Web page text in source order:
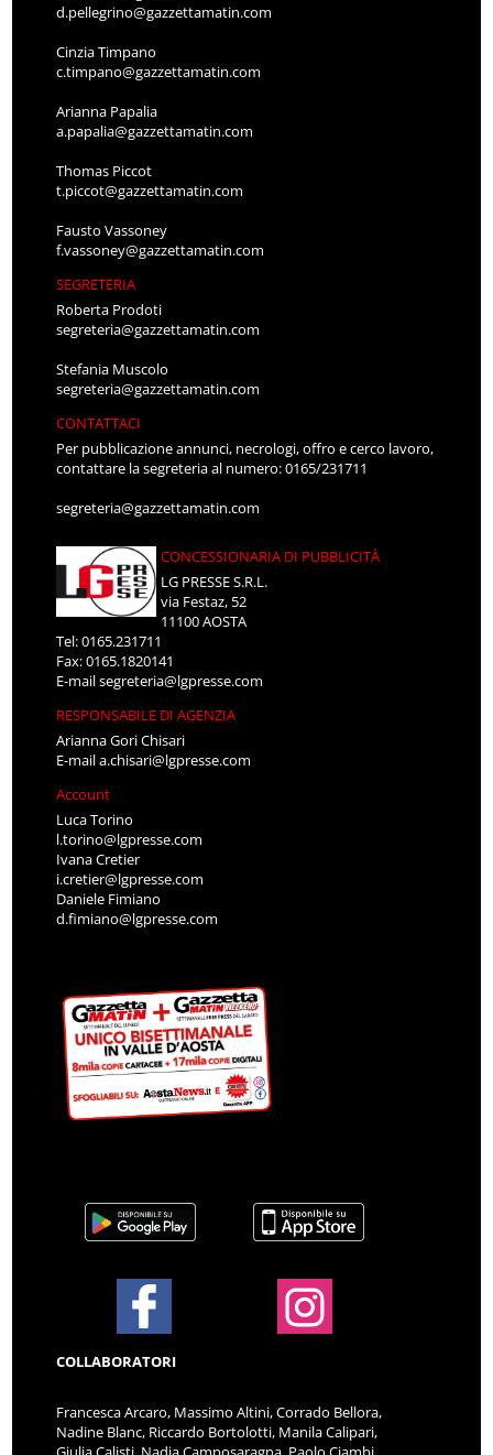
d.pellegrino@gazzettamatin.com
Cinzia Timpano
c.timpano@gazzettamatin.com
Arianna Papalia
a.papalia@gazzettamatin.com
Thomas Piccot
t.piccot@gazzettamatin.com
Fausto Vassoney
f.vassoney@gazzettamatin.com
SEGRETERIA
Roberta Prodoti
segreteria@gazzettamatin.com
Stefania Muscolo
segreteria@gazzettamatin.com
CONTATTACI
Per pubblicazione annunci, necrologi, offro e cerco lavoro,
contattare la segreteria al numero: 0165/231711
segreteria@gazzettamatin.com
CONCESSIONARIA DI PUBBLICITÀ
LG PRESSE S.R.L.
via Festaz, 52
11100 AOSTA
Tel: 0165.231711
Fax: 0165.1820141
E-mailsegreteria@lgpresse.com
RESPONSABILE DI AGENZIA
Arianna Gori Chisari
E-maila.chisari@lgpresse.com
Account
Luca Torino
l.torino@lgpresse.com
Ivana Cretier
i.cretier@lgpresse.com
Daniele Fimiano
d.fimiano@lgpresse.com
COLLABORATORI
Francesca Arcaro, Massimo Altini, Corrado Bellora,
Nadine Blanc, Riccardo Bortolotti, Manila Calipari,